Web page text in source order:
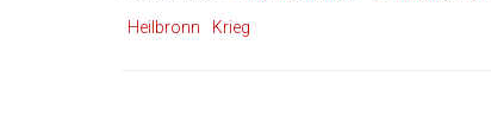
Heilbronn
Krieg